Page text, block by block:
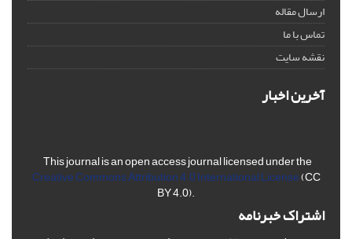
ارسال مقاله
تماس با ما
نقشه سایت
آخرین اخبار
This journal is an open access journal licensed under the
Creative Commons Attribution 4.0 International License(CC
BY 4.0).
اشتراک خبرنامه